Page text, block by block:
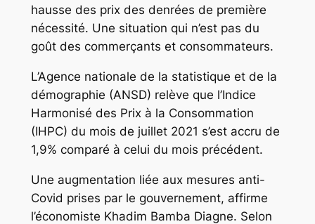
hausse des prix des denrées de première
nécessité. Une situation qui n’est pas du
goût des commerçants et consommateurs.
L’Agence nationale de la statistique et de la
démographie (ANSD) relève que l’Indice
Harmonisé des Prix à la Consommation
(IHPC) du mois de juillet 2021 s’est accru de
1,9% comparé à celui du mois précédent.
Une augmentation liée aux mesures anti-
Covid prises par le gouvernement, affirme
l’économiste Khadim Bamba Diagne. Selon